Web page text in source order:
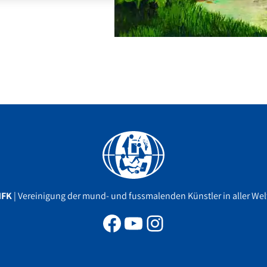
| Vereinigung der mund- und fussmalenden Künstler in aller
Facebook
YouTube
Instagram